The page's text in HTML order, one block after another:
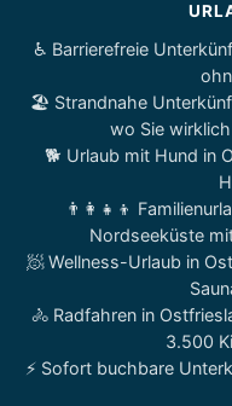
♿ Barrierefreie
🏖️ Strandnahe
wo Sie
🐕 Urlaub mit Hund in
👨‍👩‍👧‍👦
Nordseeküste
🧖 Wellness-Urlaub in
🚴 Radfahren in
3.500
⚡ Sofort buchbare